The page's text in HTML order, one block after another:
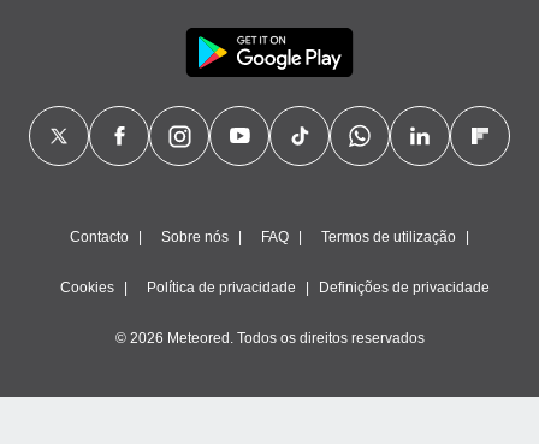
Contacto Sobre nós FAQ Termos de utilização
Cookies Política de privacidade Definições de privacidade
© 2026 Meteored. Todos os direitos reservados